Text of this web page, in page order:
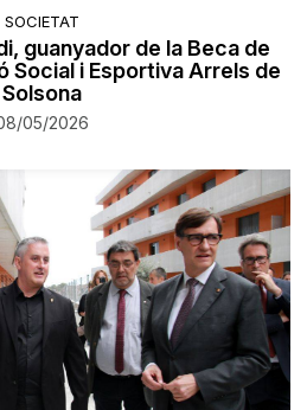
SOCIETAT
guanyador de la Beca de
Social i Esportiva Arrels de
Solsona
05/2026